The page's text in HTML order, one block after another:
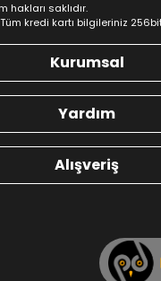
hakları saklıdır.
Tüm kredi kartı bilgileriniz
Kurumsal
Yardım
Alışveriş